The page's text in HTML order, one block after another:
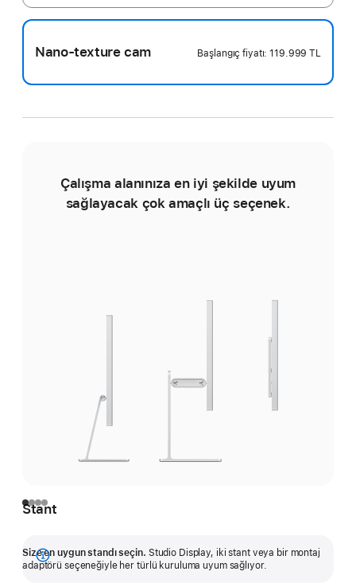
Nano-texture cam Başlangıç fiyatı:119.999 TL
Çalışma alanınıza en iyi şekilde uyum
sağlayacak çok amaçlı üç seçenek.
Stant
Size en uygun standı seçin. Studio Display, iki stant veya bir montaj
adaptörü seçeneğiyle her türlü kuruluma uyum sağlıyor.
Daha